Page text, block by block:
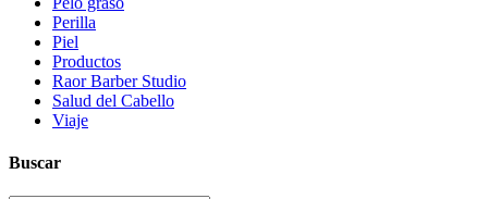
Perilla
Piel
Productos
Raor Barber Studio
Salud del Cabello
Viaje
Buscar